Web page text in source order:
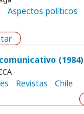
Aspectos políticos
(1984)
Revistas
Chile